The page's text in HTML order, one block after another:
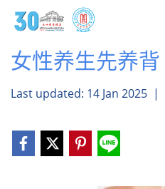
女性养生先养背
Last updated: 14 Jan 2025 |